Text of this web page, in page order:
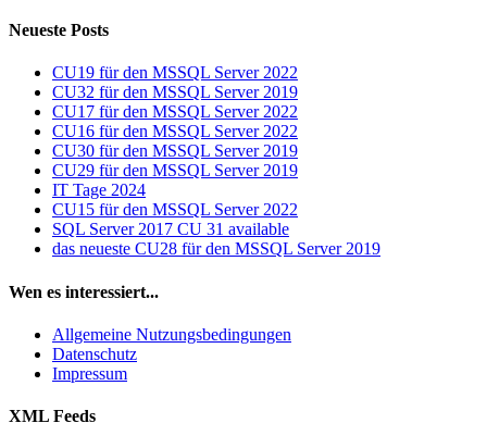
Neueste Posts
CU19 für den MSSQL Server 2022
CU32 für den MSSQL Server 2019
CU17 für den MSSQL Server 2022
CU16 für den MSSQL Server 2022
CU30 für den MSSQL Server 2019
CU29 für den MSSQL Server 2019
IT Tage 2024
CU15 für den MSSQL Server 2022
SQL Server 2017 CU 31 available
das neueste CU28 für den MSSQL Server 2019
Wen es interessiert...
Allgemeine Nutzungsbedingungen
Datenschutz
Impressum
XML Feeds